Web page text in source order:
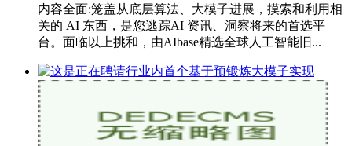
内容全面:笼盖从底层算法、大模子进展，摸索和利用相
关的 AI 东西，是您逃踪AI 资讯、洞察将来的首选平
台。面临以上挑和，由AIbase精选全球人工智能旧...